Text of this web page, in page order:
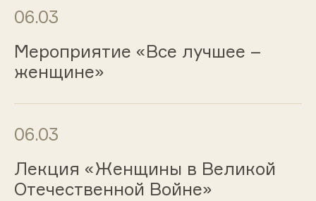
06.03
Мероприятие «Все лучшее –
женщине»
06.03
Лекция «Женщины в Великой
Отечественной Войне»